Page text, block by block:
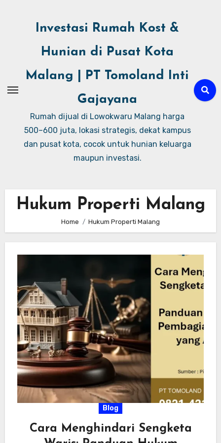
Investasi Rumah Kost &
Hunian di Pusat Kota
Malang | PT Tomoland Inti
Gajayana
Rumah dijual di Lowokwaru Malang harga
500–600 juta, lokasi strategis, dekat kampus
dan pusat kota, cocok untuk hunian keluarga
maupun investasi.
Hukum Properti Malang
Home Hukum Properti Malang
Blog
Cara Menghindari Sengketa